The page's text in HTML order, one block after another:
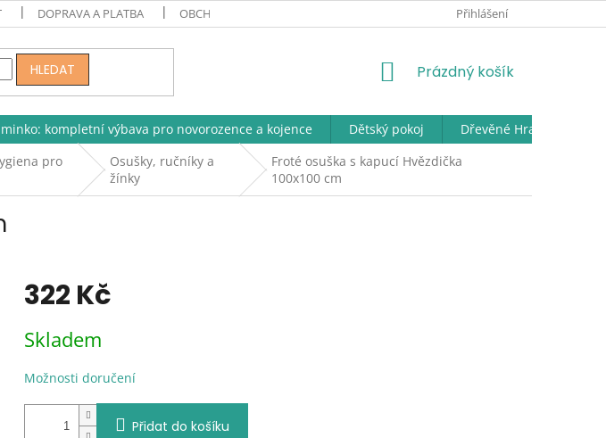
DOPRAVA A PLATBA OBCHODNÍ PODMÍNKY VRÁCENÍ ZBOŽÍ A REKLAMACE
Přihlášení
HLEDAT
NÁKUPNÍ
Prázdný košík
kompletní výbava pro novorozence a kojence Dětský pokoj Dřevěné Hračky:
pro
Osušky, ručníky a
žínky
Froté osuška s kapucí Hvězdička
100x100 cm
322 Kč
cena:
Skladem
Možnosti doručení
Přidat do košíku